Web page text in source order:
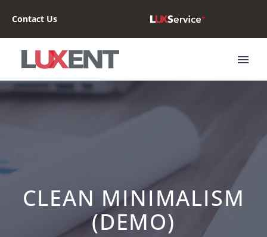
Contact Us
CLEAN MINIMALISM
(DEMO)